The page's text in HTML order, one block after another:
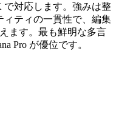
で対応します。強みは整
ィティの一貫性で、編集
ます。最も鮮明な多言
Pro が優位です。